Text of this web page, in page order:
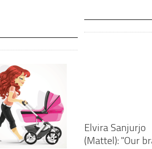
Elvira Sanjurjo
(Mattel): "Our